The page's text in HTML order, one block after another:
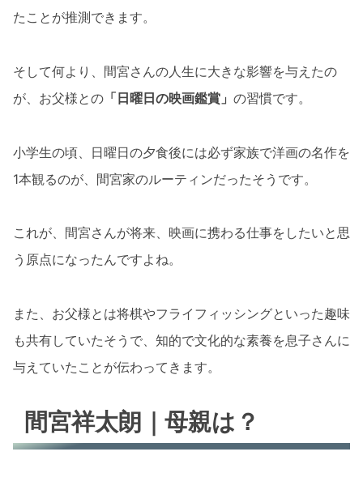
たことが推測できます。
そして何より、間宮さんの人生に大きな影響を与えたの
が、お父様との 「日曜日の映画鑑賞」 の習慣です。
小学生の頃、日曜日の夕食後には必ず家族で洋画の名作を
1本観るのが、間宮家のルーティンだったそうです。
これが、間宮さんが将来、映画に携わる仕事をしたいと思
う原点になったんですよね。
また、お父様とは将棋やフライフィッシングといった趣味
も共有していたそうで、知的で文化的な素養を息子さんに
与えていたことが伝わってきます。
間宮祥太朗｜母親は？